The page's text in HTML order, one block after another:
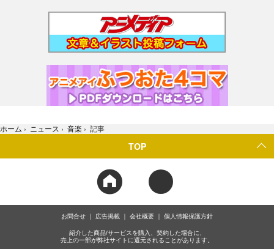
ホーム › ニュース › 音楽 › 記事
TOP
お問合せ 広告掲載 会社概要 個人情報保護方針
紹介した商品/サービスを購入、契約した場合に、
売上の一部が弊社サイトに還元されることがあります。